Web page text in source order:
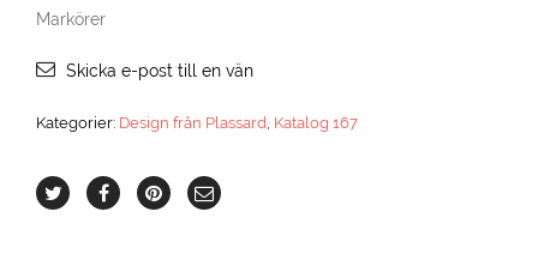
Markörer
Skicka e-post till en vän
Kategorier: Design från Plassard Katalog 167